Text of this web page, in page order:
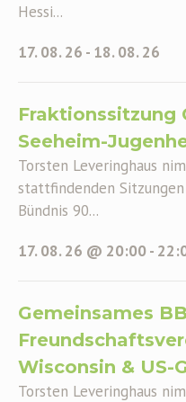
Hessi...
17. 08. 26 - 18. 08. 26
Fraktionssitzung
Seeheim-
Torsten Leveringhaus
stattfindenden
Bündnis 90...
17. 08. 26 @ 20:00-
Gemeinsames
Wisconsin & US-
Torsten Leveringhaus